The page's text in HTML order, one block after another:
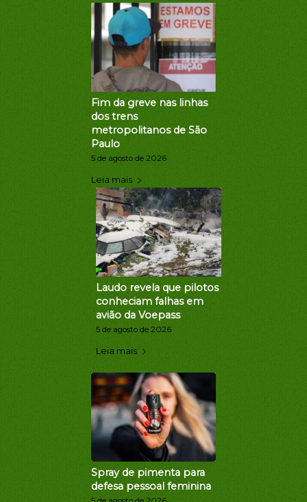
Fim da greve nas linhas
dos trens
metropolitanos de São
Paulo
5 de agosto de 2026
Leia mais
Laudo revela que pilotos
conheciam falhas em
avião da Voepass
5 de agosto de 2026
Leia mais
Spray de pimenta para
defesa pessoal feminina